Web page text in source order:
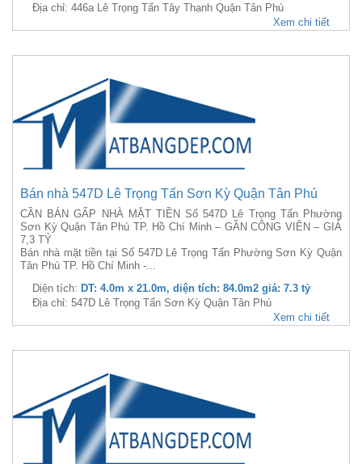
Địa chỉ: 446a Lê Trọng Tấn Tây Thạnh Quận Tân Phú
Xem chi tiết
Bán nhà 547D Lê Trọng Tấn Sơn Kỳ Quận Tân Phú
CẦN BÁN GẤP NHÀ MẶT TIỀN Số 547D Lê Trọng Tấn Phường
Sơn Kỳ Quận Tân Phú TP. Hồ Chí Minh – GẦN CÔNG VIÊN – GIÁ
7,3 TỶ
Bán nhà mặt tiền tại Số 547D Lê Trọng Tấn Phường Sơn Kỳ Quận
Tân Phú TP. Hồ Chí Minh -...
Diện tích: DT: 4.0m x 21.0m, diện tích: 84.0m2 giá: 7.3 tỷ
Địa chỉ: 547D Lê Trọng Tấn Sơn Kỳ Quận Tân Phú
Xem chi tiết